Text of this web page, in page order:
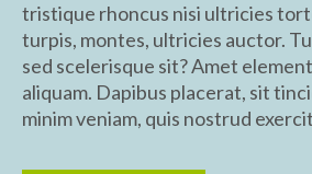
tristique rhoncus nisi ultricies
turpis, montes, ultricies auctor.
sed scelerisque sit? Amet
aliquam. Dapibus placerat, sit
minim veniam, quis nostrud